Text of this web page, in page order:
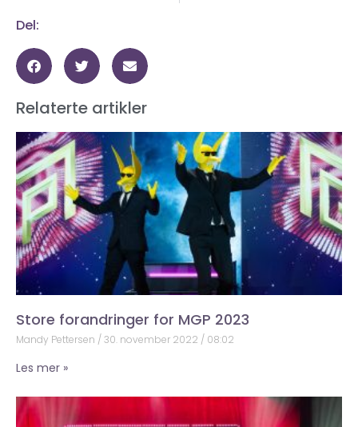
Del:
Relaterte artikler
Store forandringer for MGP 2023
Mandy Pettersen 30. november 2022 08:02
Les mer »